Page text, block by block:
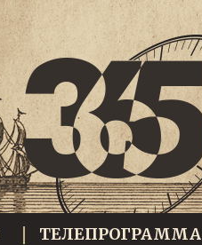
ТЕЛЕПРОГРАММА